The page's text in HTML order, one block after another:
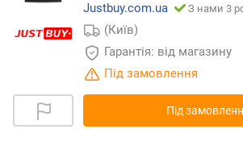
Justbuy.com.ua
З нами 3
(Київ)
Гарантія: від магазину
Під замовлення
Під